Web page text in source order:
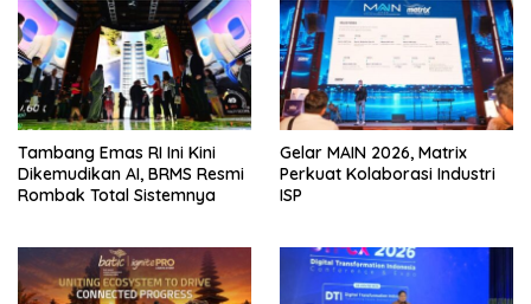
Tambang Emas RI Ini Kini
Dikemudikan AI, BRMS Resmi
Rombak Total Sistemnya
Gelar MAIN 2026, Matrix
Perkuat Kolaborasi Industri
ISP